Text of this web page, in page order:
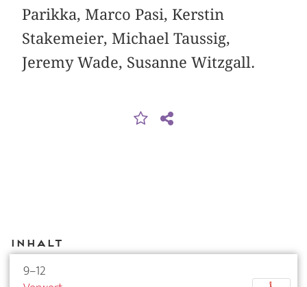
Parikka, Marco Pasi, Kerstin
Stakemeier, Michael Taussig,
Jeremy Wade, Susanne Witzgall.
Inhalt
9–12